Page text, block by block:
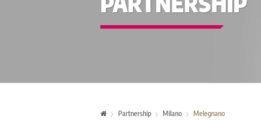
Partnership Milano Melegnano